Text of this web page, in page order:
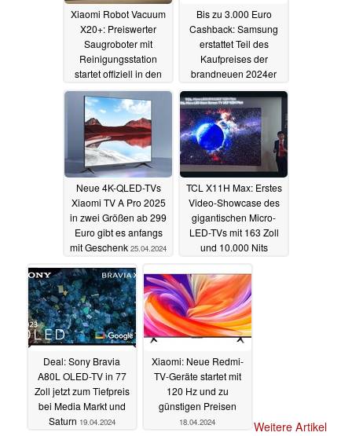
Xiaomi Robot Vacuum
X20+: Preiswerter
Saugroboter mit
Reinigungsstation
startet offiziell in den
Verkauf, dank
Gutschein mit Rabatt
30.04.2024
Bis zu 3.000 Euro
Cashback: Samsung
erstattet Teil des
Kaufpreises der
brandneuen 2024er
Smart-TVs und
Soundbars25.04.2024
Neue 4K-QLED-TVs
Xiaomi TV A Pro 2025
in zwei Größen ab 299
Euro gibt es anfangs
mit Geschenk 25.04.2024
TCL X11H Max: Erstes
Video-Showcase des
gigantischen Micro-
LED-TVs mit 163 Zoll
und 10.000 Nits
Deal: Sony Bravia
A80L OLED-TV in 77
Zoll jetzt zum Tiefpreis
bei Media Markt und
Saturn 19.04.2024
Xiaomi: Neue Redmi-
TV-Geräte startet mit
120 Hz und zu
günstigen Preisen
18.04.2024
Weitere Artikel